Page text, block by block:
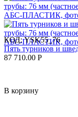
КОД: YSK55_76
Пять турников и
87 710.00 Р
В корзину